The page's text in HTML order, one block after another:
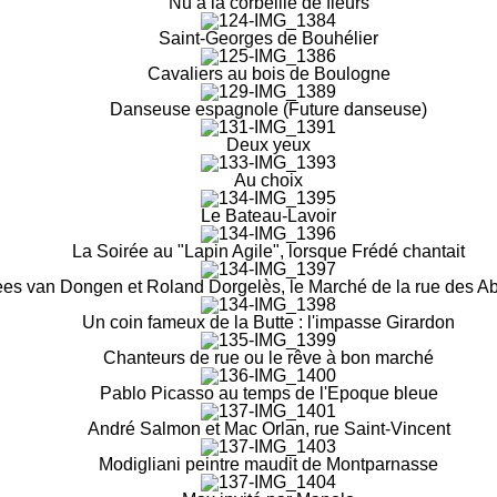
Saint-Georges de Bouhélier
Cavaliers au bois de Boulogne
Danseuse espagnole (Future danseuse)
Deux yeux
Au choix
Le Bateau-Lavoir
La Soirée au "Lapin Agile", lorsque Frédé chantait
van Dongen et Roland Dorgelès, le Marché de la rue des
Un coin fameux de la Butte : l'impasse Girardon
Chanteurs de rue ou le rêve à bon marché
Pablo Picasso au temps de l'Epoque bleue
André Salmon et Mac Orlan, rue Saint-Vincent
Modigliani peintre maudit de Montparnasse